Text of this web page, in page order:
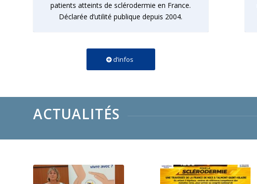
patients atteints de sclérodermie en France.
Déclarée d’utilité publique depuis 2004.
d’infos
ACTUALITÉS